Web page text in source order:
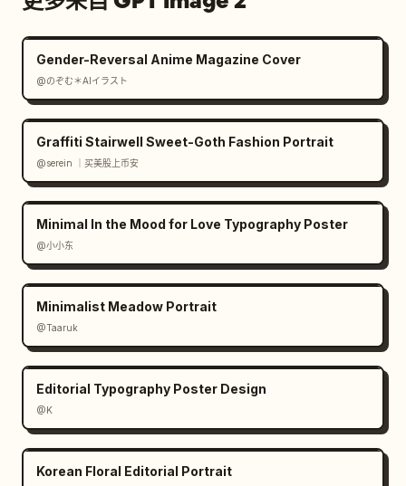
Gender-Reversal Anime Magazine Cover
@のぞむ＊AIイラスト
Graffiti Stairwell Sweet-Goth Fashion Portrait
@serein ｜买美股上币安
Minimal In the Mood for Love Typography Poster
@小小东
Minimalist Meadow Portrait
@Taaruk
Editorial Typography Poster Design
@K
Korean Floral Editorial Portrait